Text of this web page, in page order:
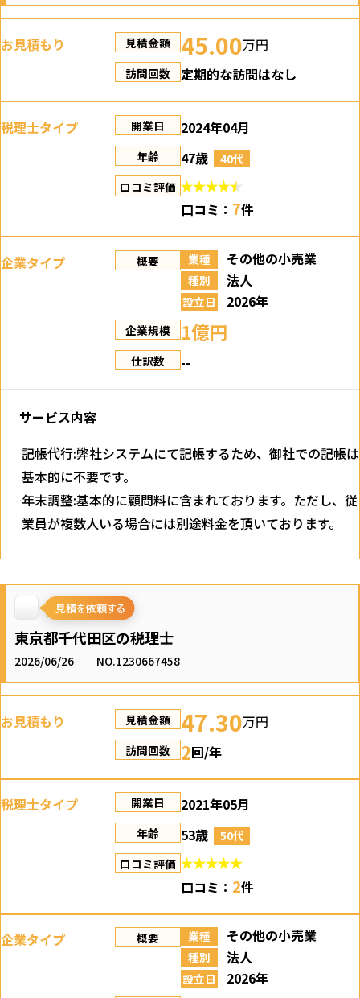
お見積もり 見積金額 45.00万円
訪問回数 定期的な訪問はなし
税理士タイプ 開業日 2024年04月
年齢 47歳
40代
口コミ評価
口コミ： 7件
企業タイプ 概要 業種 その他の小売業
種別 法人
設立日 2026年
企業規模 1億円
仕訳数 --
サービス内容
記帳代行:弊社システムにて記帳するため、御社での記帳は
基本的に不要です。
年末調整:基本的に顧問料に含まれております。ただし、従
業員が複数人いる場合には別途料金を頂いております。
東京都千代田区の税理士
2026/06/26 NO.1230667458
お見積もり 見積金額 47.30万円
訪問回数 2回/年
税理士タイプ 開業日 2021年05月
年齢 53歳
50代
口コミ評価
口コミ： 2件
企業タイプ 概要 業種 その他の小売業
種別 法人
設立日 2026年